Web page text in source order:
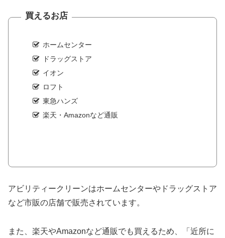
買えるお店
ホームセンター
ドラッグストア
イオン
ロフト
東急ハンズ
楽天・Amazonなど通販
アビリティークリーンはホームセンターやドラッグストア
など市販の店舗で販売されています。
また、楽天やAmazonなど通販でも買えるため、「近所に